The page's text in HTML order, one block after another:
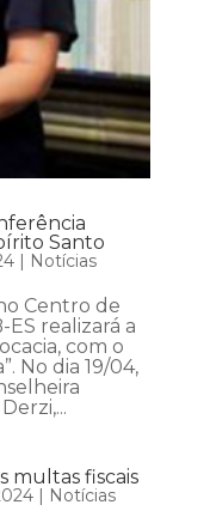
Santo
| Notícias
Centro de
ES realizará a
com o
No dia 19/04,
multas fiscais
| Notícias